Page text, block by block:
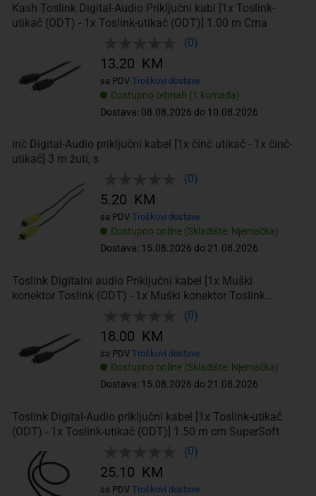
Kash Toslink Digital-Audio Priključni kabl [1x Toslink-
utikač (ODT) - 1x Toslink-utikač (ODT)] 1.00 m Crna
(0)
Dostupno odmah (1 komada)
Dostava: 08.08.2026 do 10.08.2026
13.20 KM
sa PDV Troškovi dostave
inč Digital-Audio priključni kabel [1x činč utikač - 1x činč-
utikač] 3 m žuti, s
(0)
Dostupno online (Skladište: Njemačka)
Dostava: 15.08.2026 do 21.08.2026
5.20 KM
sa PDV Troškovi dostave
Toslink Digitalni audio Priključni kabel [1x Muški
konektor Toslink (ODT) - 1x Muški konektor Toslink
(0)
Dostupno online (Skladište: Njemačka)
Dostava: 15.08.2026 do 21.08.2026
18.00 KM
sa PDV Troškovi dostave
Toslink Digital-Audio priključni kabel [1x Toslink-utikač
(ODT) - 1x Toslink-utikač (ODT)] 1.50 m crn SuperSoft
(0)
25.10 KM
sa PDV Troškovi dostave